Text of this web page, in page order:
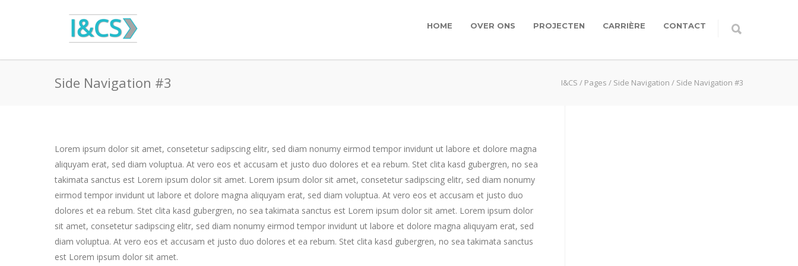
HOME OVER ONS PROJECTEN CARRIÈRE CONTACT
Side Navigation #3 I&CS / Pages / Side Navigation / Side Navigation #3
Lorem ipsum dolor sit amet, consetetur sadipscing elitr, sed diam nonumy eirmod tempor invidunt ut labore et dolore magna
aliquyam erat, sed diam voluptua. At vero eos et accusam et justo duo dolores et ea rebum. Stet clita kasd gubergren, no sea
takimata sanctus est Lorem ipsum dolor sit amet. Lorem ipsum dolor sit amet, consetetur sadipscing elitr, sed diam nonumy
eirmod tempor invidunt ut labore et dolore magna aliquyam erat, sed diam voluptua. At vero eos et accusam et justo duo
dolores et ea rebum. Stet clita kasd gubergren, no sea takimata sanctus est Lorem ipsum dolor sit amet. Lorem ipsum dolor
sit amet, consetetur sadipscing elitr, sed diam nonumy eirmod tempor invidunt ut labore et dolore magna aliquyam erat, sed
diam voluptua. At vero eos et accusam et justo duo dolores et ea rebum. Stet clita kasd gubergren, no sea takimata sanctus
est Lorem ipsum dolor sit amet.